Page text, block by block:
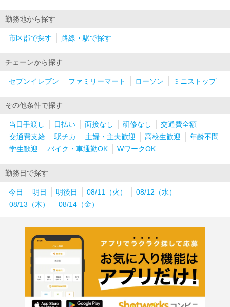
勤務地から探す
市区郡で探す 路線・駅で探す
チェーンから探す
セブンイレブン ファミリーマート ローソン ミニストップ
その他条件で探す
当日手渡し 日払い 面接なし 研修なし
交通費全額
交通費支給
駅チカ 主婦・主夫歓迎 高校生歓迎
年齢不問
学生歓迎
バイク・車通勤OK WワークOK
勤務日で探す
今日 明日 明後日 08/11（火）
08/12（水）
08/13（木）
08/14（金）